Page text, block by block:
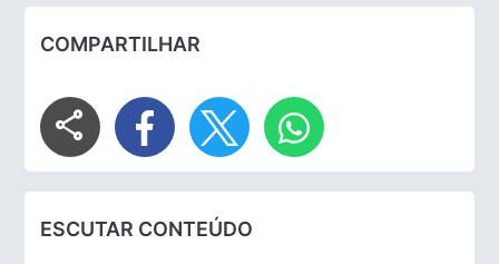
COMPARTILHAR
share
ESCUTAR CONTEÚDO